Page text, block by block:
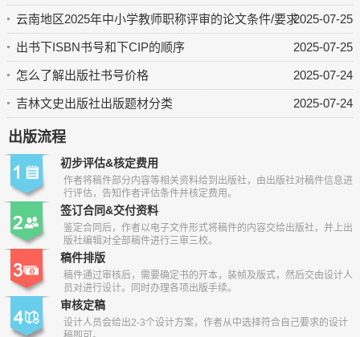
2025-07-25
云南地区2025年中小学教师职称评审的论文条件/要求
2025-07-25
出书下ISBN书号和下CIP的顺序
2025-07-24
怎么了解出版社书号价格
2025-07-24
吉林文史出版社出版题材分类
出版流程
初步评估&核定费用
作者将稿件部分内容等相关资料给到出版社，由出版社对稿件信息进
行评估，告知作者评估条件并核定费用。
签订合同&交付资料
鉴定合同后，作者以电子文件形式将稿件的内容交给出版社，并上出
版社编辑对全部稿件进行三审三校。
稿件排版
稿件通过审核后，需要确定书的开本，装帧及版式，然后交由设计人
员对进行设计。同时办理各项出版手续。
审核定稿
设计人员会给出2-3个设计方案，作者从中选择符合自己要求的设计